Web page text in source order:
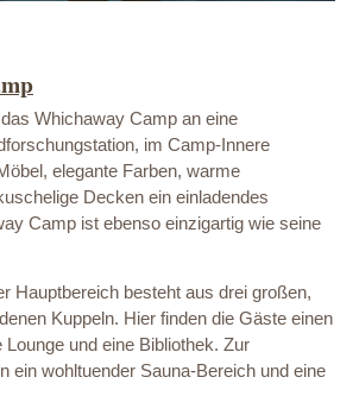
Whichaway Camp an eine
im Camp-Innere
elegante Farben, warme
Decken ein einladendes
Camp ist ebenso einzigartig wie seine
Hauptbereich besteht aus drei großen,
Kuppeln. Hier finden die Gäste einen
Lounge und eine Bibliothek. Zur
ein wohltuender Sauna-Bereich und eine